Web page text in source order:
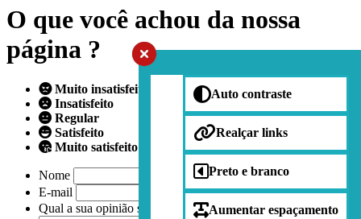
Auto contraste
Realçar links
Preto e branco
Aumentar espaçamento
O que você achou da nossa
página ?
Muito insatisfeito
Insatisfeito
Regular
Satisfeito
Muito satisfeito
Nome
E-mail
Qual a sua opinião sobre nossa página?